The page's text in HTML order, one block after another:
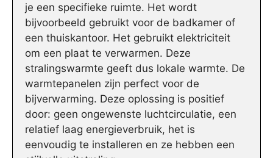
je een specifieke ruimte. Het wordt
bijvoorbeeld gebruikt voor de badkamer of
een thuiskantoor. Het gebruikt elektriciteit
om een plaat te verwarmen. Deze
stralingswarmte geeft dus lokale warmte. De
warmtepanelen zijn perfect voor de
bijverwarming. Deze oplossing is positief
door: geen ongewenste luchtcirculatie, een
relatief laag energieverbruik, het is
eenvoudig te installeren en ze hebben een